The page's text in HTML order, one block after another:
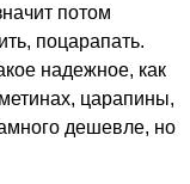
потом
поцарапать.
надежное, как
царапины,
дешевле, но